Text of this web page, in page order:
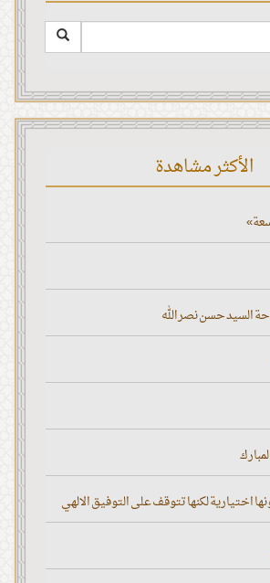
الأكثر مشاهدة
السيد حسن نصر الله
اختيارية لكنها تتوقف على التوفيق الالهي